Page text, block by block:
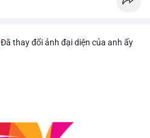
Đã thay đổi ảnh đại diện của anh ấy